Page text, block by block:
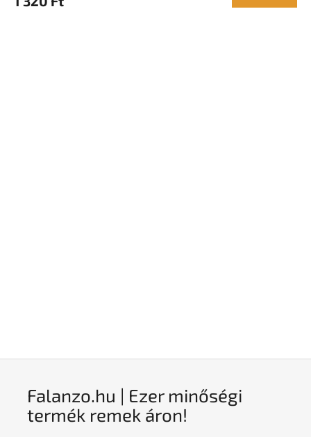
Falanzo.hu | Ezer minőségi
termék remek áron!